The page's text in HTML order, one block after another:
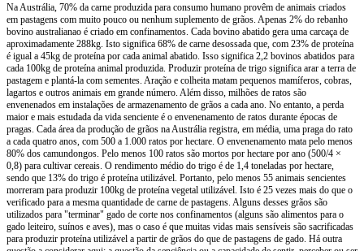
Na Austrália, 70% da carne produzida para consumo humano provêm de animais criados
em pastagens com muito pouco ou nenhum suplemento de grãos. Apenas 2% do rebanho
bovino australianao é criado em confinamentos. Cada bovino abatido gera uma carcaça de
aproximadamente 288kg. Isto significa 68% de carne desossada que, com 23% de proteína
é igual a 45kg de proteína por cada animal abatido. Isso significa 2,2 bovinos abatidos para
cada 100kg de proteína animal produzida. Produzir proteína de trigo significa arar a terra de
pastagem e plantá-la com sementes. Aração e colheita matam pequenos mamíferos, cobras,
lagartos e outros animais em grande número. Além disso, milhões de ratos são
envenenados em instalações de armazenamento de grãos a cada ano. No entanto, a perda
maior e mais estudada da vida senciente é o envenenamento de ratos durante épocas de
pragas. Cada área da produção de grãos na Austrália registra, em média, uma praga do rato
a cada quatro anos, com 500 a 1.000 ratos por hectare. O envenenamento mata pelo menos
80% dos camundongos. Pelo menos 100 ratos são mortos por hectare por ano (500/4 ×
0,8) para cultivar cereais. O rendimento médio do trigo é de 1,4 toneladas por hectare,
sendo que 13% do trigo é proteína utilizável. Portanto, pelo menos 55 animais sencientes
morreram para produzir 100kg de proteína vegetal utilizável. Isto é 25 vezes mais do que o
verificado para a mesma quantidade de carne de pastagens. Alguns desses grãos são
utilizados para "terminar" gado de corte nos confinamentos (alguns são alimentos para o
gado leiteiro, suínos e aves), mas o caso é que muitas vidas mais sensíveis são sacrificadas
para produzir proteína utilizável a partir de grãos do que de pastagens de gado. Há outra